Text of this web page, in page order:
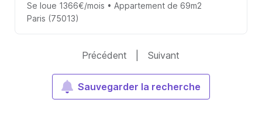
Se loue 1366€/mois • Appartement de 69m2
Paris (75013)
Précédent Suivant
Sauvegarder la recherche